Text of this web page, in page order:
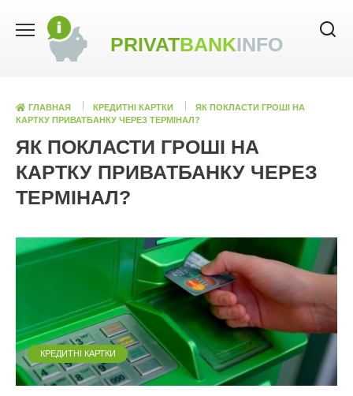
PRIVATBANKINFO
ГЛАВНАЯ КРЕДИТНІ КАРТКИ
ЯК ПОКЛАСТИ ГРОШІ НА
КАРТКУ ПРИВАТБАНКУ ЧЕРЕЗ ТЕРМІНАЛ?
ЯК ПОКЛАСТИ ГРОШІ НА
КАРТКУ ПРИВАТБАНКУ ЧЕРЕЗ
ТЕРМІНАЛ?
КРЕДИТНІ КАРТКИ